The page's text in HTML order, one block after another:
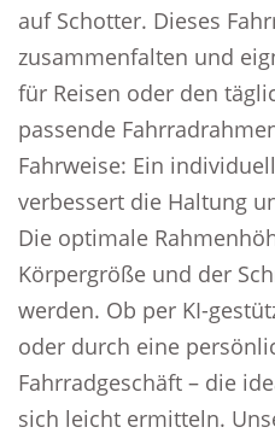
auf Schotter. Dieses
zusammenfalten und
für Reisen oder den
passende
Fahrweise: Ein
verbessert die Haltung
Die optimale
Körpergröße und der
werden. Ob per KI-
oder durch eine
Fahrradgeschäft – die
sich leicht ermitteln.